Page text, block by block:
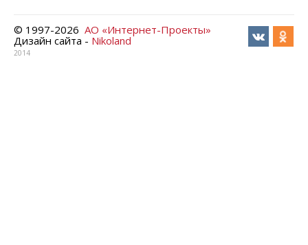
© 1997-2026 АО «Интернет-Проекты»
Дизайн сайта - Nikoland
2014